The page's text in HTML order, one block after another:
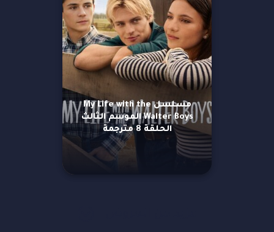
مسلسل My Life with the
Walter Boys الموسم الثالث
الحلقة 8 مترجمة